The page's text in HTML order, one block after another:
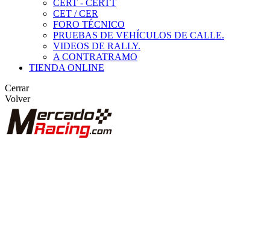
CERT - CERTT
CET / CER
FORO TÉCNICO
PRUEBAS DE VEHÍCULOS DE CALLE.
VIDEOS DE RALLY.
A CONTRATRAMO
TIENDA ONLINE
Cerrar
Volver